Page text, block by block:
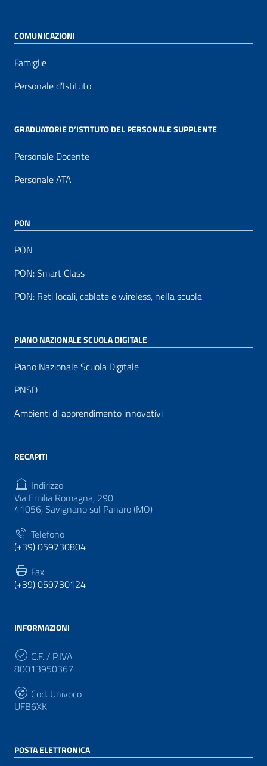
COMUNICAZIONI
Famiglie
Personale d’Istituto
GRADUATORIE D’ISTITUTO DEL PERSONALE SUPPLENTE
Personale Docente
Personale ATA
PON
PON
PON: Smart Class
PON: Reti locali, cablate e wireless, nella scuola
PIANO NAZIONALE SCUOLA DIGITALE
Piano Nazionale Scuola Digitale
PNSD
Ambienti di apprendimento innovativi
RECAPITI
Indirizzo
Via Emilia Romagna, 290
41056, Savignano sul Panaro (MO)
Telefono
(+39) 059730804
Fax
(+39) 059730124
INFORMAZIONI
C.F. / P.IVA
80013950367
Cod. Univoco
UFB6XK
POSTA ELETTRONICA